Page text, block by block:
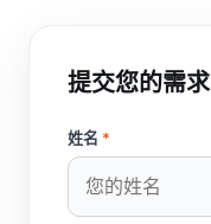
提交您的需求
姓名 *